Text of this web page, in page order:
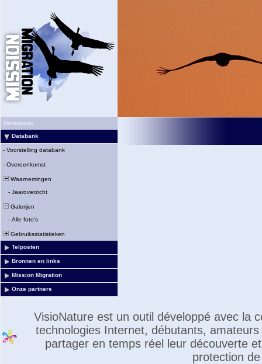
Homepage
Databank
- Voorstelling databank
- Overeenkomst
Waarnemingen
- Jaaroverzicht
Galerijen
- Alle foto's
Gebruiksstatistieken
Telposten
Bronnen en links
Mission Migration
Onze partners
VisioNature est un outil développé avec la
technologies Internet, débutants,
partager en temps réel leur découverte
protection